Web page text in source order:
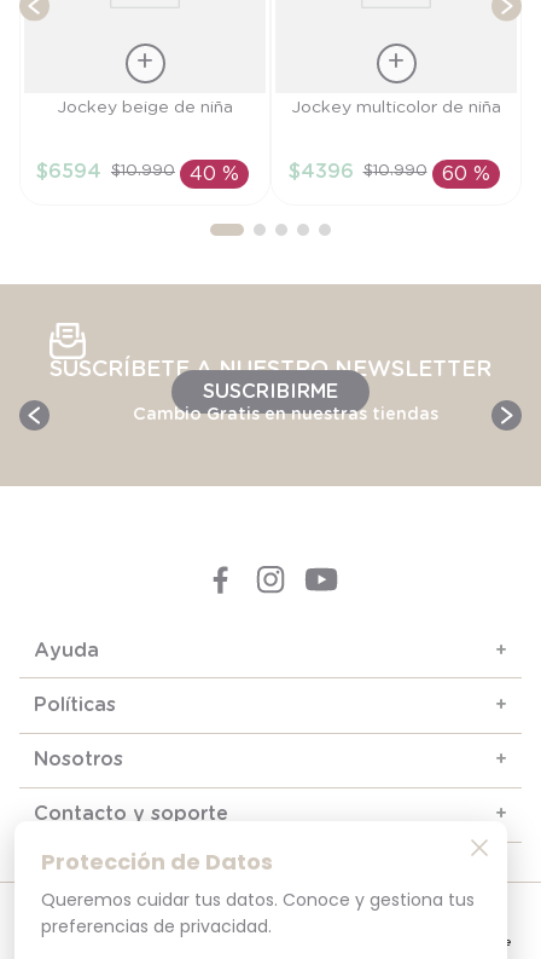
Protección de Datos
Queremos cuidar tus datos. Conoce y gestiona tus
preferencias de privacidad.
Talla
AÑADIR AL
Jockey beige de niña
$6594 $10.990 40 %
Talla
AÑADIR AL
Jockey multicolor de niña
$4396 $10.990 60 %
SUSCRÍBETE A NUESTRO NEWSLETTER
SUSCRIBIRME
Cambio Gratis en nuestras tiendas
Ayuda +
Políticas +
Nosotros +
Contacto y soporte +
© 2025. Todos los derechos reservados
Por tu seguridad, recuerda revisar siempre en tu navegador que el sitio que
visitas sea la versión oficial. La dirección opaline.cl es la única del sitio oficial de